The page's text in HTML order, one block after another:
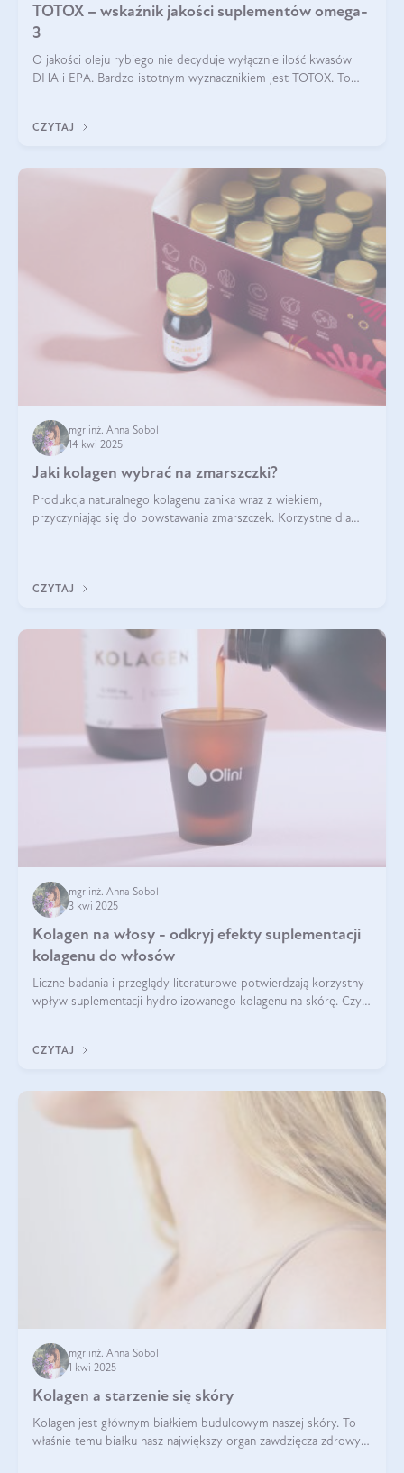
TOTOX – wskaźnik jakości suplementów omega-
3
O jakości oleju rybiego nie decyduje wyłącznie ilość kwasów
DHA i EPA. Bardzo istotnym wyznacznikiem jest TOTOX. To
CZYTAJ
mgr inż. Anna Sobol
14 kwi 2025
Jaki kolagen wybrać na zmarszczki?
Produkcja naturalnego kolagenu zanika wraz z wiekiem,
przyczyniając się do powstawania zmarszczek. Korzystne dla
CZYTAJ
mgr inż. Anna Sobol
3 kwi 2025
Kolagen na włosy - odkryj efekty suplementacji
kolagenu do włosów
Liczne badania i przeglądy literaturowe potwierdzają korzystny
wpływ suplementacji hydrolizowanego kolagenu na skórę. Czy
CZYTAJ
mgr inż. Anna Sobol
1 kwi 2025
Kolagen a starzenie się skóry
Kolagen jest głównym białkiem budulcowym naszej skóry. To
właśnie temu białku nasz największy organ zawdzięcza zdrowy